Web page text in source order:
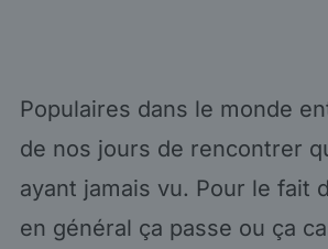
Populaires dans le monde
de nos jours de rencontrer
ayant jamais vu. Pour le fait
en général ça passe ou ça